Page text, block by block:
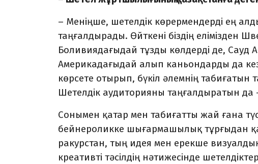
– Меніңше, шетелдік көрермендерді ең
таңғалдырады. Өйткені біздің елімізден
Боливиядағыдай тұзды көлдерді де, Сауд
Америкадағыдай алып каньондарды да
көрсете отырып, бүкіл әлемнің
Шетелдік аудиторияны таңғалдыратын да
Сонымен қатар мен табиғатты жай ғана
бейнероликке шығармашылық тұрғыдан
ракурстан, тың идея мен ерекше
креативті тәсілдің нәтижесінде